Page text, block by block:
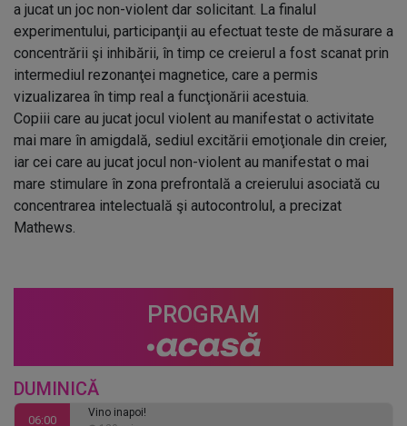
a jucat un joc non-violent dar solicitant. La finalul
experimentului, participanţii au efectuat teste de măsurare a
concentrării şi inhibării, în timp ce creierul a fost scanat prin
intermediul rezonanţei magnetice, care a permis
vizualizarea în timp real a funcţionării acestuia.
Copiii care au jucat jocul violent au manifestat o activitate
mai mare în amigdală, sediul excitării emoţionale din creier,
iar cei care au jucat jocul non-violent au manifestat o mai
mare stimulare în zona prefrontală a creierului asociată cu
concentrarea intelectuală şi autocontrolul, a precizat
Mathews.
PROGRAM
DUMINICĂ
06:00
Vino inapoi!